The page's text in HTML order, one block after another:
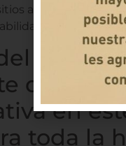
arqueológicos,
que no
de sus
en
toda la